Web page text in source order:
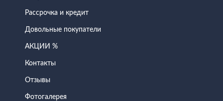
Рассрочка и кредит
Довольные покупатели
АКЦИИ %
Контакты
Отзывы
Фотогалерея